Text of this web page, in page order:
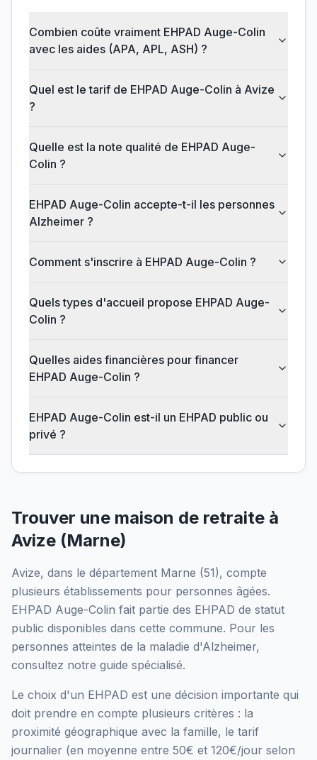
Combien coûte vraiment EHPAD Auge-Colin
avec les aides (APA, APL, ASH) ?
Quel est le tarif de EHPAD Auge-Colin à Avize
?
Quelle est la note qualité de EHPAD Auge-
Colin ?
EHPAD Auge-Colin accepte-t-il les personnes
Alzheimer ?
Comment s'inscrire à EHPAD Auge-Colin ?
Quels types d'accueil propose EHPAD Auge-
Colin ?
Quelles aides financières pour financer
EHPAD Auge-Colin ?
EHPAD Auge-Colin est-il un EHPAD public ou
privé ?
Trouver une maison de retraite à
Avize (Marne)
Avize, dans le département Marne (51), compte
plusieurs établissements pour personnes âgées.
EHPAD Auge-Colin fait partie des EHPAD de statut
public disponibles dans cette commune. Pour les
personnes atteintes de la maladie d'Alzheimer,
consultez notre guide spécialisé.
Le choix d'un EHPAD est une décision importante qui
doit prendre en compte plusieurs critères : la
proximité géographique avec la famille, le tarif
journalier (en moyenne entre 50€ et 120€/jour selon